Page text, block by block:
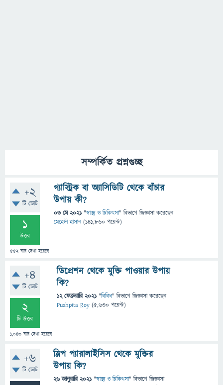
সম্পর্কিত প্রশ্নগুচ্ছ
+2
টি ভোট
1
উত্তর
552বার দেখা হয়েছে
গ্যাস্ট্রিক বা অ্যাসিডিটি থেকে বাঁচার
উপায় কী?
03 মে 2021 "স্বাস্থ্য ও চিকিৎসা" বিভাগে জিজ্ঞাসাকরেছেন
মেহেদী হাসান (141,860 পয়েন্ট)
+4
টি ভোট
2
টি উত্তর
1,043 বার দেখা হয়েছে
ডিপ্রেশন থেকে মুক্তি পাওয়ার উপায়
কি?
12 ফেব্রুয়ারি 2021 "বিবিধ" বিভাগে জিজ্ঞাসাকরেছেন
Pushpita Roy (5,630 পয়েন্ট)
+6
টি ভোট
স্লিপ প্যারালাইসিস থেকে মুক্তির
উপায় কি?
26 জানুয়ারি 2021 "স্বাস্থ্য ও চিকিৎসা" বিভাগে জিজ্ঞাসা